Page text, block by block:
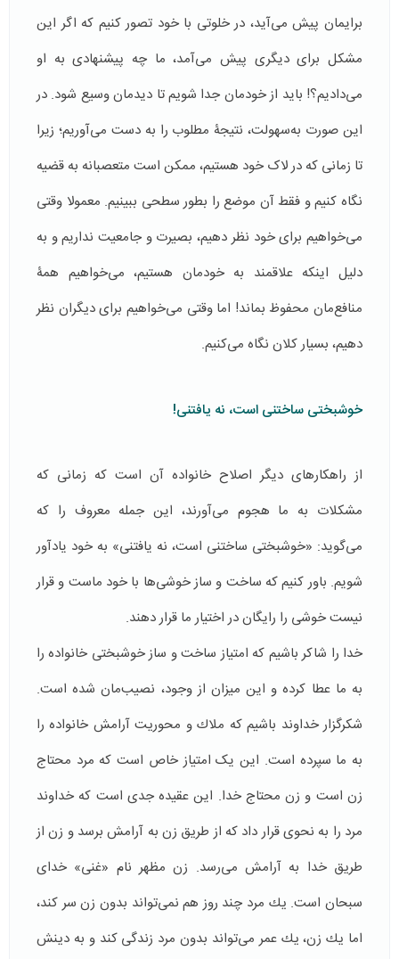
برایمان پیش می‌آید، در خلوتی با خود تصور کنیم که اگر این
مشکل برای دیگری پیش می‌آمد، ما چه پیشنهادی به او
می‌دادیم؟! باید از خودمان جدا شويم تا دیدمان وسیع شود. در
این صورت به‌سهولت، نتیجۀ مطلوب را به دست می‌آوریم؛ زیرا
تا زمانی که در لاک خود هستیم، ممکن است متعصبانه به قضيه
نگاه كنیم و فقط آن موضع را بطور سطحی ببينیم. معمولا وقتی
می‌خواهيم برای خود نظر دهيم، بصیرت و جامعیت نداریم و به
دلیل اینکه علاقمند به خودمان هستيم، می‌خواهيم همۀ
منافع‌مان محفوظ بماند! اما وقتی می‌خواهيم برای ديگران نظر
دهيم، بسیار كلان نگاه می‌كنيم.
خوشبختی ساختنی است، نه یافتنی!
از راهکارهای دیگر اصلاح خانواده آن است که زمانی که
مشکلات به ما هجوم می‌آورند، این جمله معروف را که
می‌گوید: «خوشبختی ساختنی است، نه یافتنی» به خود یادآور
شویم. باور کنیم که ساخت و ساز خوشی‌ها با خود ماست و قرار
نیست خوشی را رایگان در اختیار ما قرار دهند.
خدا را شاکر باشیم که امتیاز ساخت و ساز خوشبختی خانواده را
به ما عطا کرده و این میزان از وجود، نصیب‌مان شده است.
شکرگزار خداوند باشیم که ملاك و محوريت آرامش خانواده را
به ما سپرده است. این یک امتیاز خاص است که مرد محتاج
زن است و زن محتاج خدا. این عقیده جدی است که خداوند
مرد را به نحوی قرار داد که از طريق زن به آرامش برسد و زن از
طريق خدا به آرامش می‌رسد. زن مظهر نام «غنی» خدای
سبحان است. يك مرد چند روز هم نمی‌تواند بدون زن سر كند،
اما يك زن، يك عمر می‌تواند بدون مرد زندگی كند و به دينش